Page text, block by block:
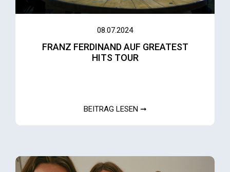
08.07.2024
FRANZ FERDINAND AUF GREATEST
HITS TOUR
BEITRAG LESEN ➞